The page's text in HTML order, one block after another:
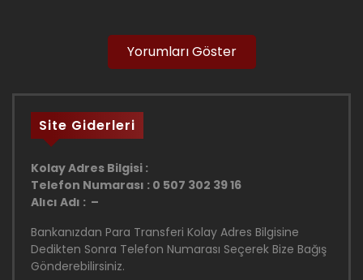
Yorumları Göster
Site Giderleri
Kolay Adres Bilgisi :
Telefon Numarası : 0 507 302 39 16
Alıcı Adı : –
Bankanızdan Para Transferi Kolay Adres Bilgisine
Dedikten Sonra Telefon Numarası Seçerek Bize Bağış
Gönderebilirsiniz.